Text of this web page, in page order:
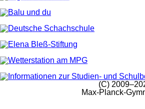
(C)
Max-Planck-